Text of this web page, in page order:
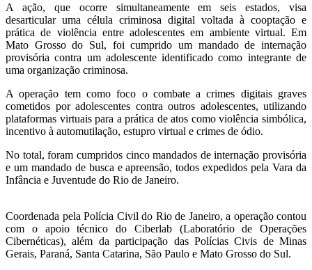
A ação, que ocorre simultaneamente em seis estados, visa
desarticular uma célula criminosa digital voltada à cooptação e
prática de violência entre adolescentes em ambiente virtual. Em
Mato Grosso do Sul, foi cumprido um mandado de internação
provisória contra um adolescente identificado como integrante de
uma organização criminosa.
A operação tem como foco o combate a crimes digitais graves
cometidos por adolescentes contra outros adolescentes, utilizando
plataformas virtuais para a prática de atos como violência simbólica,
incentivo à automutilação, estupro virtual e crimes de ódio.
No total, foram cumpridos cinco mandados de internação provisória
e um mandado de busca e apreensão, todos expedidos pela Vara da
Infância e Juventude do Rio de Janeiro.
Coordenada pela Polícia Civil do Rio de Janeiro, a operação contou
com o apoio técnico do Ciberlab (Laboratório de Operações
Cibernéticas), além da participação das Polícias Civis de Minas
Gerais, Paraná, Santa Catarina, São Paulo e Mato Grosso do Sul.